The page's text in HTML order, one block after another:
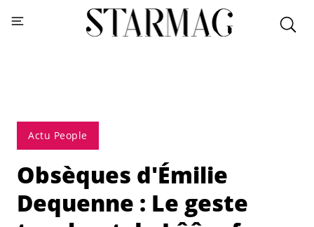
Actu People
Obsèques d'Émilie
Dequenne : Le geste